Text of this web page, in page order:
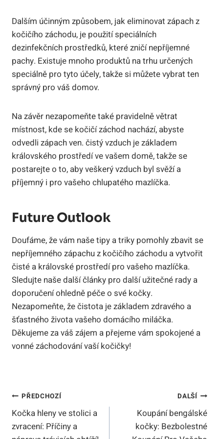
Dalším účinným způsobem, jak eliminovat zápach z
kočičího záchodu, je použití speciálních
dezinfekčních prostředků, které zničí nepříjemné
pachy. Existuje mnoho produktů na trhu určených
speciálně pro tyto účely, takže si můžete vybrat ten
správný pro váš domov.
Na závěr nezapomeňte také pravidelně větrat
místnost, kde se kočičí záchod nachází, abyste
odvedli zápach ven. čistý vzduch je základem
královského prostředí ve vašem domě, takže se
postarejte o to, aby veškerý vzduch byl svěží a
příjemný i pro vašeho chlupatého mazlíčka.
Future Outlook
Doufáme, že vám naše tipy a triky pomohly zbavit se
nepříjemného zápachu z kočičího záchodu a vytvořit
čisté a královské prostředí pro vašeho mazlíčka.
Sledujte naše další články pro další užitečné rady a
doporučení ohledně péče o své kočky.
Nezapomeňte, že čistota je základem zdravého a
šťastného života vašeho domácího miláčka.
Děkujeme za váš zájem a přejeme vám spokojené a
vonné záchodování vaší kočičky!
Navigace
Pro
PŘEDCHOZÍ
Kočka hleny ve stolici a
zvracení: Příčiny a
DALŠÍ
Koupání bengálské
kočky: Bezbolestné